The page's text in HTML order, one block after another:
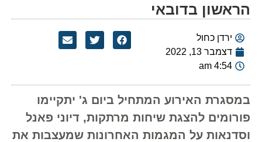
הראשון בדובאי
ירדן כחול
דצמבר 13, 2022
4:54 am
במסגרת האירוע המתחיל ביום ג' יתקיימו
פורומים להצגת שיחות מרתקות, דיוני פאנל
וסדנאות על המגמות האחרונות שמעצבות את